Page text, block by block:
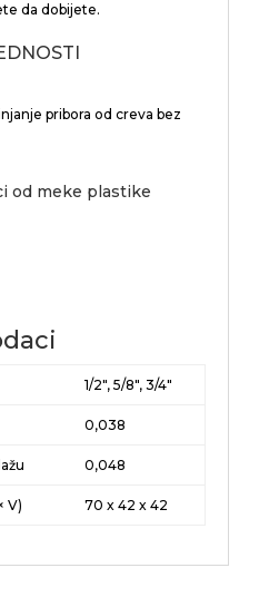
da dobijete.
pribora od creva bez
od meke plastike
1/2″, 5/8″, 3/4″
0,038
0,048
V) 70 x 42 x 42